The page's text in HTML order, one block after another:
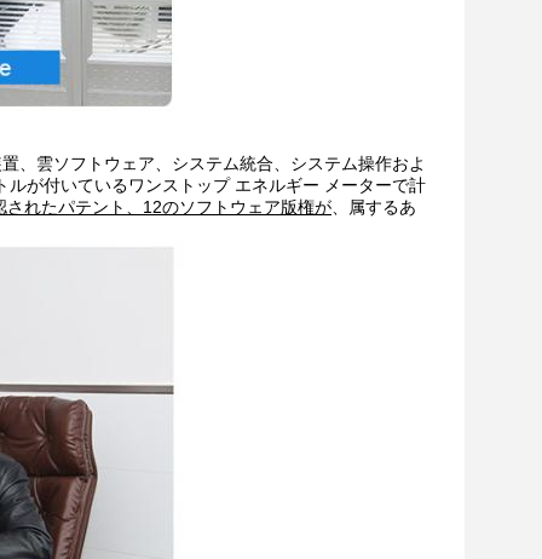
、雲ソフトウェア、システム統合、システム操作およ
が付いているワンストップ エネルギー メーターで計
されたパテント、12のソフトウェア版権が 、属するあ